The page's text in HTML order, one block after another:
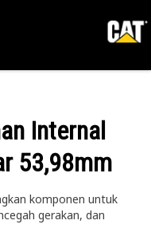
Internal
53,98mm
komponen untuk
gerakan, dan